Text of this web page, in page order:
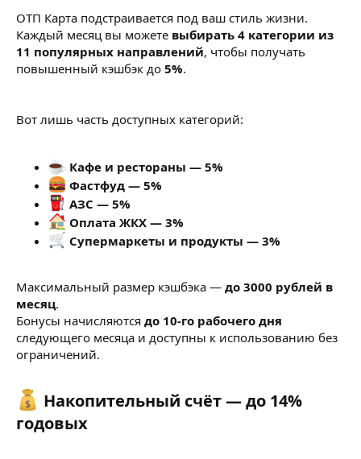
ОТП Карта подстраивается под ваш стиль жизни.
Каждый месяц вы можете выбирать 4 категории из
11 популярных направлений, чтобы получать
повышенный кэшбэк до 5%.
Вот лишь часть доступных категорий:
Кафе и рестораны — 5%
Фастфуд — 5%
АЗС — 5%
Оплата ЖКХ — 3%
Супермаркеты и продукты — 3%
Максимальный размер кэшбэка — до 3000 рублей в
месяц.
Бонусы начисляются до 10-го рабочего дня
следующего месяца и доступны к использованию без
ограничений.
Накопительный счёт — до 14%
годовых​